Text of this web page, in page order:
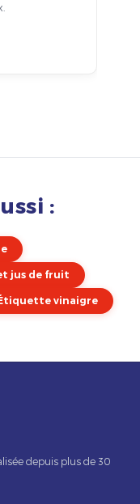
:
jus de fruit
vinaigre
depuis plus de 30